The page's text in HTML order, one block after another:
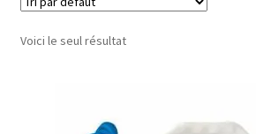
Vêtements & Chaussures
Voici le seul résultat